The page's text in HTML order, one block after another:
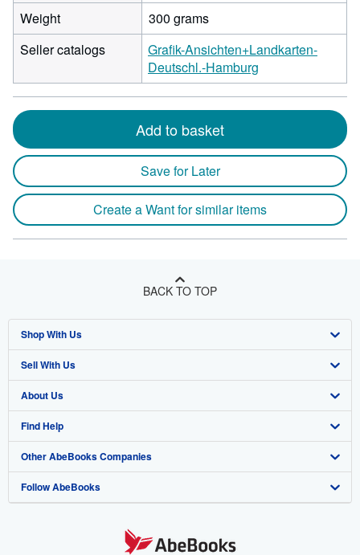
Weight
300 grams
Seller catalogs
Grafik-Ansichten+Landkarten-
Deutschl.-Hamburg
Add to basket
Save for Later
Create a Want for similar items
BACK TO TOP
Shop With Us
Advanced Search
Browse Collections
My Account
My Orders
View Basket
Sell With Us
Start Selling
Join Our Affiliate Program
Book Buyback
Refer a seller
About Us
About AbeBooks
Media
Careers
Find Help
Help
Customer Support
Other AbeBooks Companies
AbeBooks.co.uk
Follow AbeBooks